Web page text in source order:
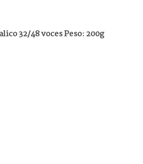
32/48 voces Peso: 200g